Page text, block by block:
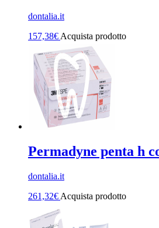
dontalia.it
157,38€ Acquista prodotto
Permadyne penta h
dontalia.it
261,32€ Acquista prodotto